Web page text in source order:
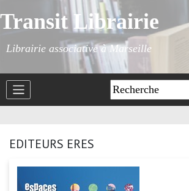
Transit Librairie
Librairie associative à Marseille
EDITEURS ERES